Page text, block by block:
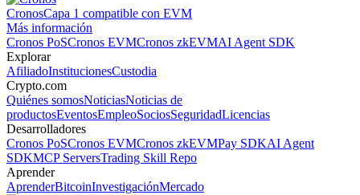
CronosCapa 1 compatible con EVM
Más información
Cronos PoSCronos EVMCronos zkEVMAI Agent SDK
Explorar
AfiliadoInstitucionesCustodia
Crypto.com
Quiénes somosNoticiasNoticias de
productosEventosEmpleoSociosSeguridadLicencias
Desarrolladores
Cronos PoSCronos EVMCronos zkEVMPay SDKAI Agent
SDKMCP ServersTrading Skill Repo
Aprender
AprenderBitcoinInvestigaciónMercado